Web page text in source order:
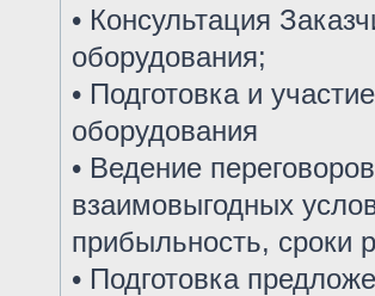
• Консультация
оборудования;
• Подготовка и
оборудования
• Ведение
взаимовыгодных
прибыльность, сроки
• Подготовка